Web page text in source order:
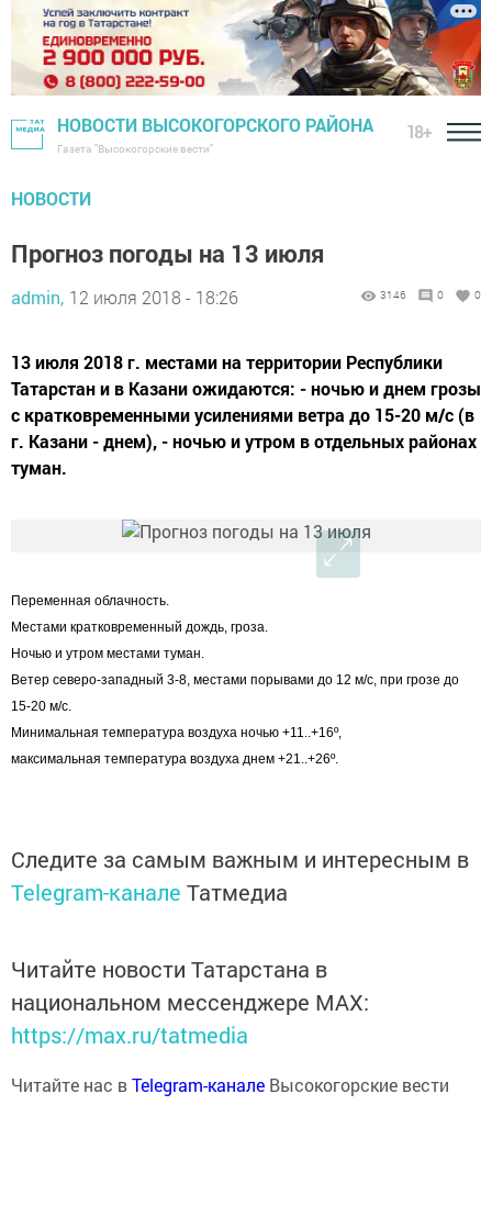
НОВОСТИ ВЫСОКОГОРСКОГО РАЙОНА
Газета "Высокогорские вести"
18+
НОВОСТИ
Прогноз погоды на 13 июля
admin, 12 июля 2018 - 18:26 3146 0 0
13 июля 2018 г. местами на территории Республики
Татарстан и в Казани ожидаются: - ночью и днем грозы
с кратковременными усилениями ветра до 15-20 м/с (в
г. Казани - днем), - ночью и утром в отдельных районах
туман.
Переменная облачность.
Местами кратковременный дождь, гроза.
Ночью и утром местами туман.
Ветер северо-западный 3-8, местами порывами до 12 м/с, при грозе до
15-20 м/с.
Минимальная температура воздуха ночью +11..+16º,
максимальная температура воздуха днем +21..+26º.
Следите за самым важным и интересным в
Telegram-канале Татмедиа
Читайте новости Татарстана в
национальном мессенджере MАХ:
https://max.ru/tatmedia
Читайте нас вTelegram-канале Высокогорские вести